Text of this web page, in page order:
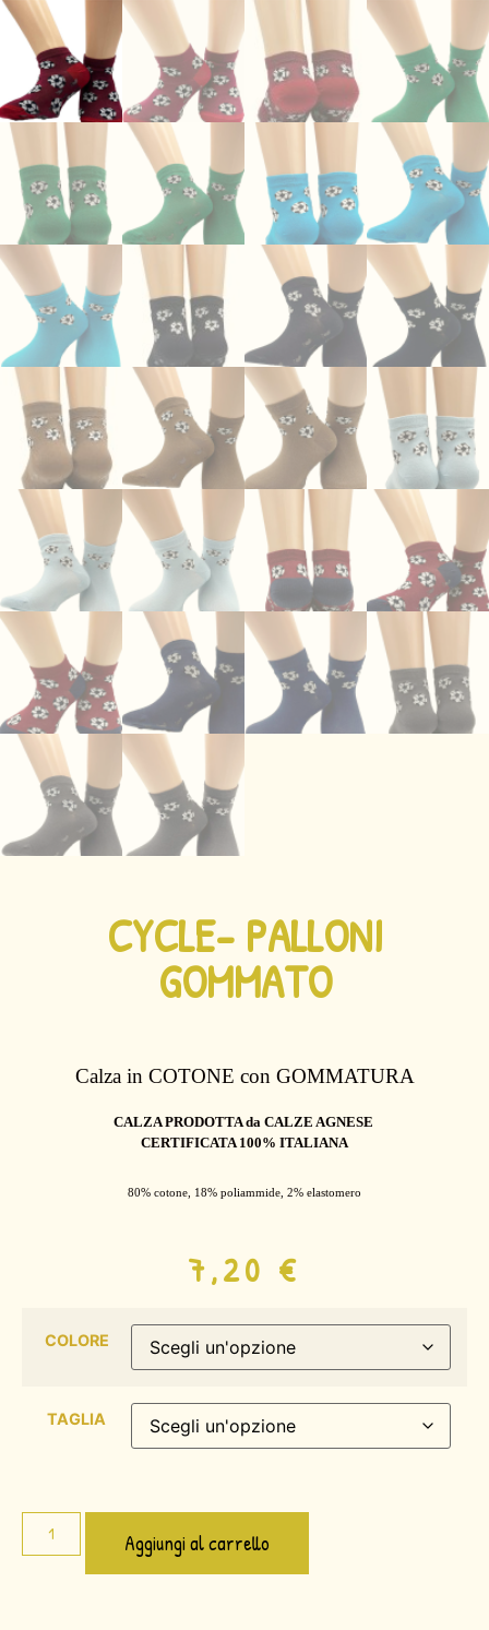
CYCLE- PALLONI
GOMMATO
Calza in COTONE con GOMMATURA
CALZA PRODOTTA da CALZE AGNESE
CERTIFICATA 100% ITALIANA
80% cotone, 18% poliammide, 2% elastomero
7,20 €
COLORE
TAGLIA
Aggiungi al carrello